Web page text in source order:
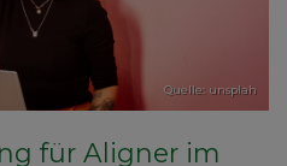
Quelle: unsplah
für Aligner im